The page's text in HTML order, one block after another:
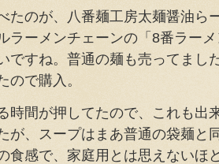
たのが、八番麺工房太麺醤油ら
ラーメンチェーンの「8番ラー
ですね。普通の麺も売ってまし
ので購入。
時間が押してたので、これも出
が、スープはまあ普通の袋麺と
食感で、家庭用とは思えない